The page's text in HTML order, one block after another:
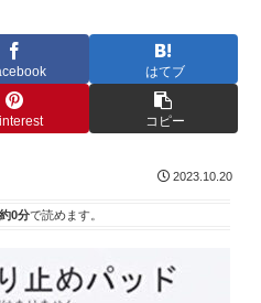
はてブ
コピー
2023.10.20
約0分で読めます。